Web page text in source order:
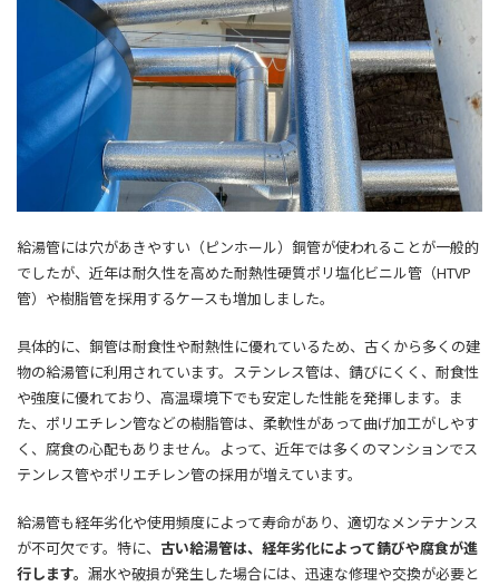
給湯管には穴があきやすい（ピンホール）銅管が使われることが一般的
でしたが、近年は耐久性を高めた耐熱性硬質ポリ塩化ビニル管（HTVP
管）や樹脂管を採用するケースも増加しました。
具体的に、銅管は耐食性や耐熱性に優れているため、古くから多くの建
物の給湯管に利用されています。ステンレス管は、錆びにくく、耐食性
や強度に優れており、高温環境下でも安定した性能を発揮します。ま
た、ポリエチレン管などの樹脂管は、柔軟性があって曲げ加工がしやす
く、腐食の心配もありません。よって、近年では多くのマンションでス
テンレス管やポリエチレン管の採用が増えています。
給湯管も経年劣化や使用頻度によって寿命があり、適切なメンテナンス
が不可欠です。特に、 古い給湯管は、経年劣化によって錆びや腐食が進
行します。 漏水や破損が発生した場合には、迅速な修理や交換が必要と